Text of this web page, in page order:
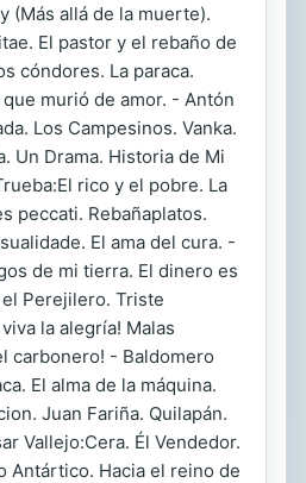
(Más allá de la muerte).
El pastor y el rebaño de
cóndores. La paraca.
murió de amor. - Antón
Los Campesinos. Vanka.
Un Drama. Historia de Mi
rico y el pobre. La
peccati. Rebañaplatos.
El ama del cura. -
de mi tierra. El dinero es
Perejilero. Triste
la alegría! Malas
carbonero! - Baldomero
El alma de la máquina.
Juan Fariña. Quilapán.
Vallejo:Cera. Él Vendedor.
Antártico. Hacia el reino de